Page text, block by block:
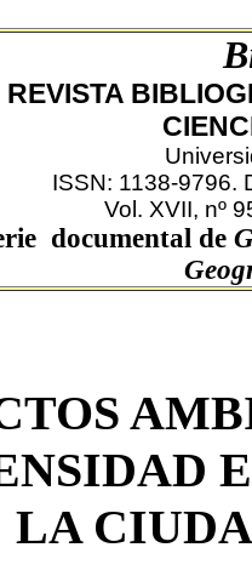
REVISTA
ISSN: 1138-9796.
Vol. XVII, nº
documental de
LA